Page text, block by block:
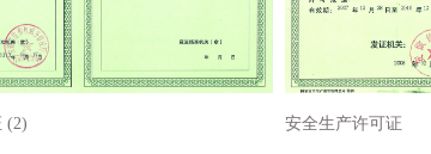
(2) 安全生产许可证